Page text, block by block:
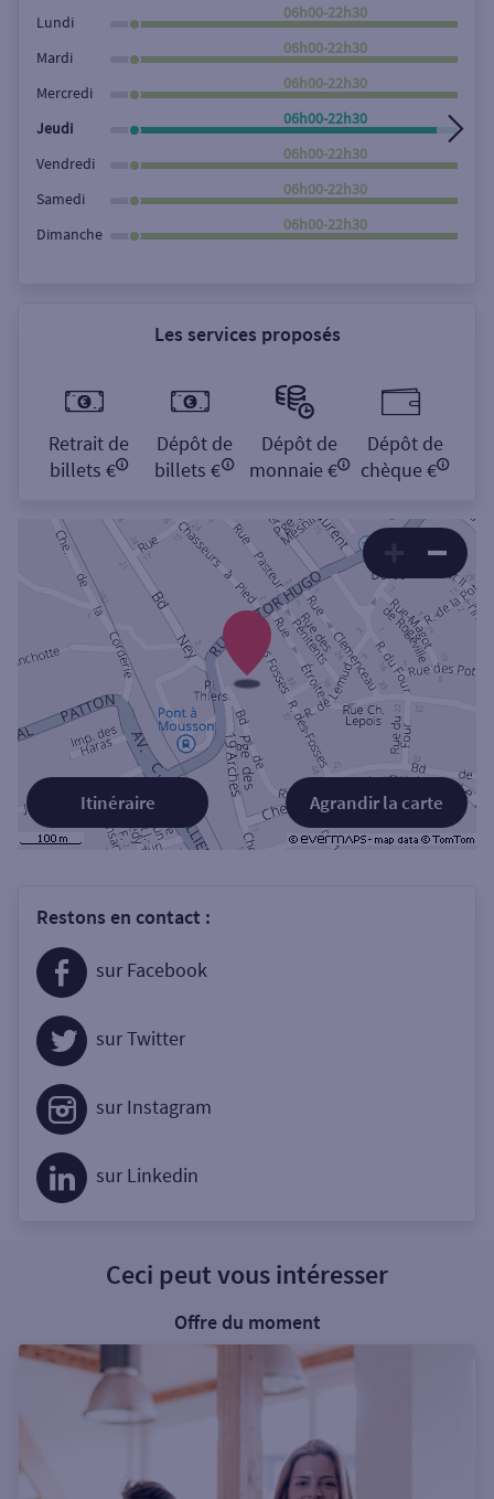
Rechercher
Lundi
06h00-22h30
Mardi
06h00-22h30
Mercredi
06h00-22h30
Jeudi
06h00-22h30
Vendredi
06h00-22h30
Samedi
06h00-22h30
Dimanche
06h00-22h30
Les services proposés
Retrait de
billets €
Dépôt de
billets €
Dépôt de
monnaie €
Dépôt de
chèque €
Agrandir la carte
Itinéraire
Restons en contact :
sur Facebook
sur Twitter
sur Instagram
sur Linkedin
Ceci peut vous intéresser
Offre du moment